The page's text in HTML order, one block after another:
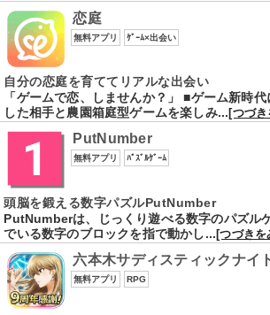
恋庭
無料アプリ ｹﾞｰﾑ×出会い
自分の恋庭を育ててリアルな出会い
「ゲームで恋、しませんか？」 ■ゲーム新時
した相手と農園箱庭型ゲームを楽しみ...[つづ
PutNumber
無料アプリ ﾊﾟｽﾞﾙｹﾞｰﾑ
頭脳を鍛える数字パズルPutNumber
PutNumberは、じっくり遊べる数字のパズル
でいる数字のブロックを指で動かし...[つづき
六本木サディスティックナイ
無料アプリ RPG